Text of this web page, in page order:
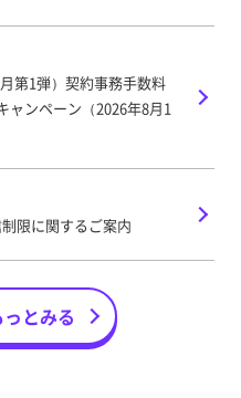
第1弾）契約事務手数料
ャンペーン（2026年8月1
限に関するご案内
とみる